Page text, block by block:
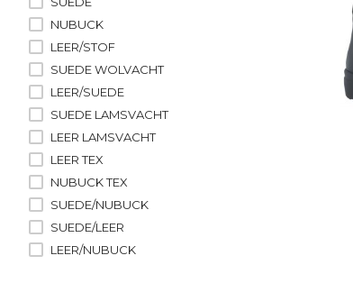
NUBUCK
LEER/STOF
SUEDE WOLVACHT
LEER/SUEDE
SUEDE LAMSVACHT
LEER LAMSVACHT
LEER TEX
NUBUCK TEX
SUEDE/NUBUCK
SUEDE/LEER
LEER/NUBUCK